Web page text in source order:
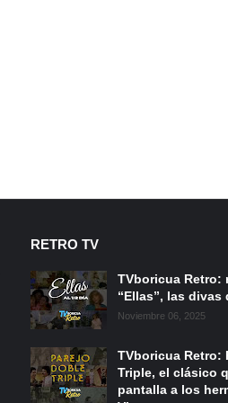
RETRO TV
TVboricua Retro:
“Ellas”, las divas
Noviembre 06, 2025
TVboricua Retro:
Triple, el clásico
pantalla a los